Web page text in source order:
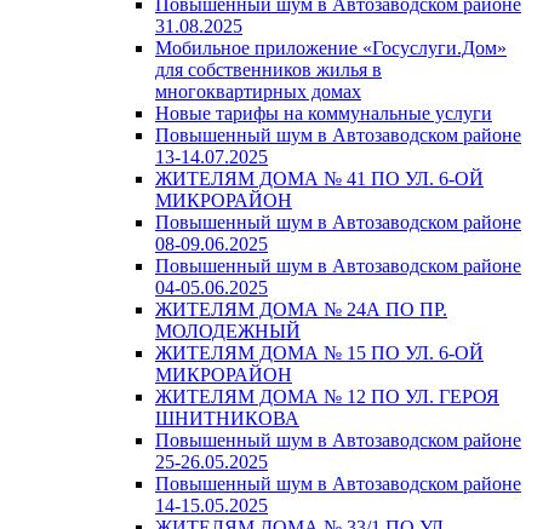
Повышенный шум в Автозаводском районе
31.08.2025
Мобильное приложение «Госуслуги.Дом»
для собственников жилья в
многоквартирных домах
Новые тарифы на коммунальные услуги
Повышенный шум в Автозаводском районе
13-14.07.2025
ЖИТЕЛЯМ ДОМА № 41 ПО УЛ. 6-ОЙ
МИКРОРАЙОН
Повышенный шум в Автозаводском районе
08-09.06.2025
Повышенный шум в Автозаводском районе
04-05.06.2025
ЖИТЕЛЯМ ДОМА № 24А ПО ПР.
МОЛОДЕЖНЫЙ
ЖИТЕЛЯМ ДОМА № 15 ПО УЛ. 6-ОЙ
МИКРОРАЙОН
ЖИТЕЛЯМ ДОМА № 12 ПО УЛ. ГЕРОЯ
ШНИТНИКОВА
Повышенный шум в Автозаводском районе
25-26.05.2025
Повышенный шум в Автозаводском районе
14-15.05.2025